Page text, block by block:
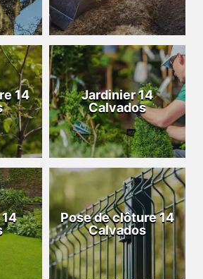
14
Jardinier 14
Calvados
Pose de clôture 14
Calvados